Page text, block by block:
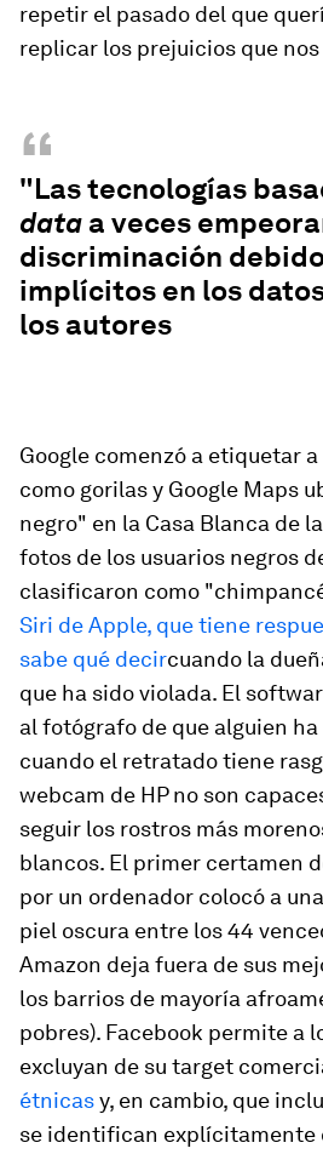
repetir el pasado del que
replicar los prejuicios que
“
"Las tecnologías
data a veces
discriminación
implícitos en los
los autores
Google comenzó a etiquetar
como gorilas y Google Maps
negro" en la Casa Blanca de
fotos de los usuarios negros
clasificaron como
Siri de Apple, que tiene
sabe qué decircuando la
que ha sido violada. El
al fotógrafo de que alguien
cuando el retratado tiene
webcam de HP no son
seguir los rostros más
blancos. El primer certamen
por un ordenador colocó a
piel oscura entre los 44
Amazon deja fuera de sus
los barrios de mayoría
pobres). Facebook permite a
excluyan de su target
étnicasy, en cambio, que
se identifican explícitamente